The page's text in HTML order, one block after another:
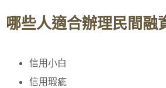
哪些人適合辦理民間融
信用小白
信用瑕疵